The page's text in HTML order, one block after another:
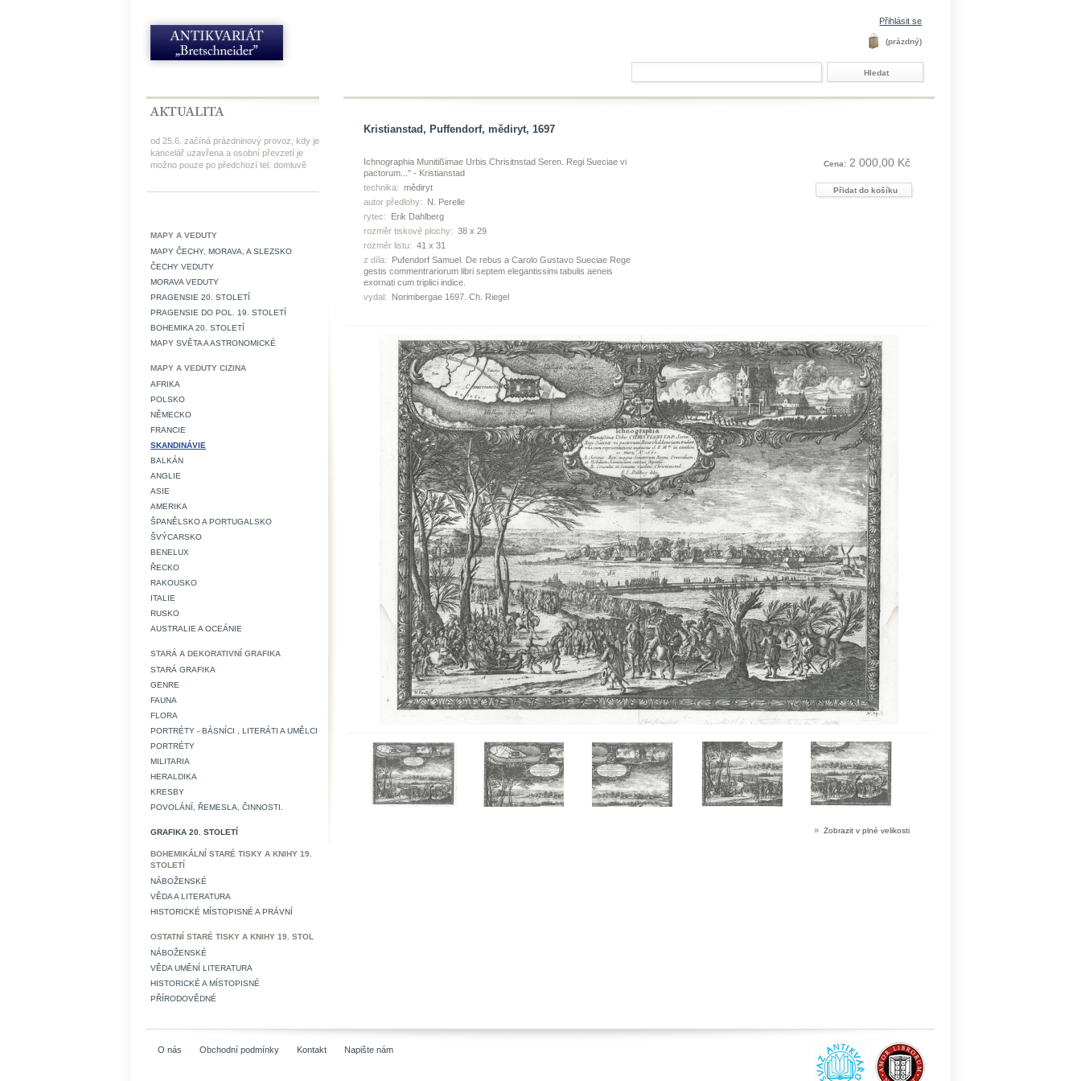
Přihlásit se
(prázdný)
od 25.6. začíná prázdninový provoz, kdy je
kancelář uzavřena a osobní převzetí je
možno pouze po předchozí tel. domluvě
MAPY A VEDUTY
MAPY ČECHY, MORAVA, A SLEZSKO
ČECHY VEDUTY
MORAVA VEDUTY
PRAGENSIE 20. STOLETÍ
PRAGENSIE DO POL. 19. STOLETÍ
BOHEMIKA 20. STOLETÍ
MAPY SVĚTA A ASTRONOMICKÉ
MAPY A VEDUTY CIZINA
AFRIKA
POLSKO
NĚMECKO
FRANCIE
SKANDINÁVIE
BALKÁN
ANGLIE
ASIE
AMERIKA
ŠPANĚLSKO A PORTUGALSKO
ŠVÝCARSKO
BENELUX
ŘECKO
RAKOUSKO
ITALIE
RUSKO
AUSTRALIE A OCEÁNIE
STARÁ A DEKORATIVNÍ GRAFIKA
STARÁ GRAFIKA
GENRE
FAUNA
FLORA
PORTRÉTY - BÁSNÍCI , LITERÁTI A UMĚLCI
PORTRÉTY
MILITARIA
HERALDIKA
KRESBY
POVOLÁNÍ, ŘEMESLA, ČINNOSTI.
GRAFIKA 20. STOLETÍ
BOHEMIKÁLNÍ STARÉ TISKY A KNIHY 19.
STOLETÍ
NÁBOŽENSKÉ
VĚDA A LITERATURA
HISTORICKÉ MÍSTOPISNÉ A PRÁVNÍ
OSTATNÍ STARÉ TISKY A KNIHY 19. STOL
NÁBOŽENSKÉ
VĚDA UMĚNÍ LITERATURA
HISTORICKÉ A MÍSTOPISNÉ
PŘÍRODOVĚDNÉ
Kristianstad, Puffendorf, mědiryt, 1697
Ichnographia Munitißimae Urbis Chrisitnstad Seren. Regi Sueciae vi
pactorum..." - Kristianstad
technika: mědiryt
autor předlohy:
N. Perelle
rytec:
Erik Dahlberg
rozměr tiskové plochy: 38 x 29
rozměr listu: 41 x 31
z díla:
Pufendorf Samuel. De rebus a Carolo Gustavo Sueciae Rege
gestis commentrariorum libri septem elegantissimi tabulis aeneis
exornati cum triplici indice.
vydal:
Norimbergae 1697. Ch. Riegel
Cena: 2 000,00 Kč
» Zobrazit v plné velikosti
O nás Obchodní podmínky Kontakt Napište nám